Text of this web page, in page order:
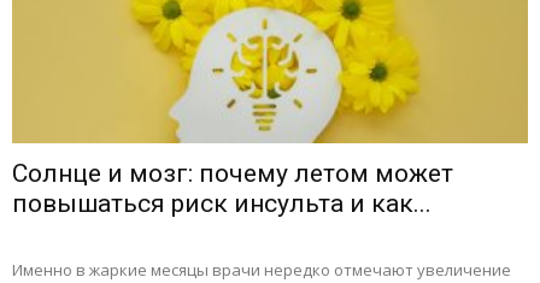
Солнце и мозг: почему летом может
повышаться риск инсульта и как...
Именно в жаркие месяцы врачи нередко отмечают увеличение